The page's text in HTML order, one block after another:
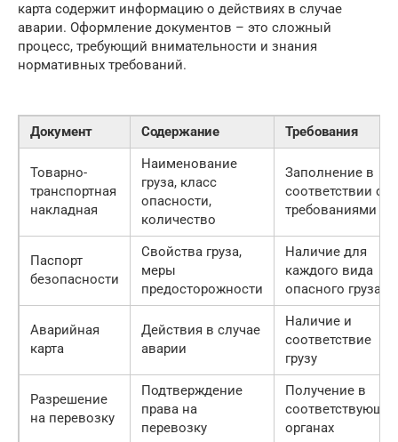
карта содержит информацию о действиях в случае
аварии. Оформление документов – это сложный
процесс, требующий внимательности и знания
нормативных требований.
Документ Содержание Требования
Товарно-
транспортная
накладная
Наименование
груза, класс
опасности,
количество
Заполнение в
соответствии с
требованиями
Паспорт
безопасности
Свойства груза,
меры
предосторожности
Наличие для
каждого вида
опасного груза
Аварийная
карта
Действия в случае
аварии
Наличие и
соответствие
грузу
Разрешение
на перевозку
Подтверждение
права на
перевозку
Получение в
соответствующих
органах